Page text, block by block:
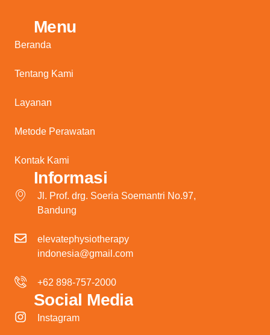
Menu
Beranda
Tentang Kami
Layanan
Metode Perawatan
Kontak Kami
Informasi
Jl. Prof. drg. Soeria Soemantri No.97,
Bandung
elevatephysiotherapy
indonesia@gmail.com
+62 898-757-2000
Social Media
Instagram